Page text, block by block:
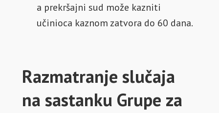
a prekršajni sud može kazniti
učinioca kaznom zatvora do 60 dana.
Razmatranje slučaja
na sastanku Grupe za